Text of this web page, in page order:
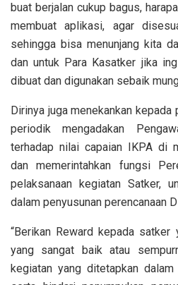
buat berjalan cukup bagus,
membuat aplikasi, agar
sehingga bisa menunjang kita
dan untuk Para Kasatker jika
dibuat dan digunakan sebaik
Dirinya juga menekankan
periodik mengadakan
terhadap nilai capaian IKPA di
dan memerintahkan fungsi
pelaksanaan kegiatan Satker,
dalam penyusunan perencanaan
“Berikan Reward kepada
yang sangat baik atau
kegiatan yang ditetapkan